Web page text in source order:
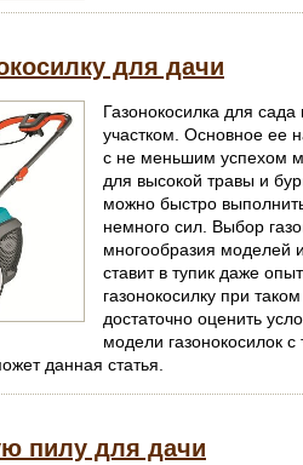
для дачи
Газонокосилка для
участком. Основное ее
с не меньшим успехом
для высокой травы и
можно быстро
немного сил. Выбор
многообразия моделей
ставит в тупик даже
газонокосилку при
достаточно оценить
модели газонокосилок
данная статья.
пилу для дачи